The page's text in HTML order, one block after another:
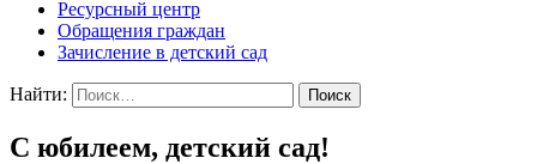
Ресурсный центр
Обращения граждан
Зачисление в детский сад
Найти:
С юбилеем, детский сад!